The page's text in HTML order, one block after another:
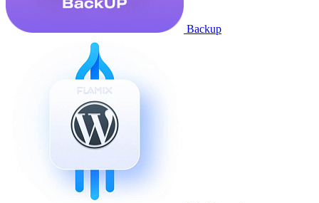
Backup